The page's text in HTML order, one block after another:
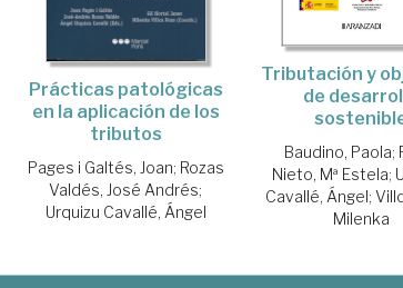
Prácticas patológicas
en la aplicación de los
tributos
Pages i Galtés, Joan; Rozas
Valdés, José Andrés;
Urquizu Cavallé, Ángel
Tributación y
de
Baudino, Paola;
Nieto, Mª Estela;
Cavallé, Ángel;
Milenka